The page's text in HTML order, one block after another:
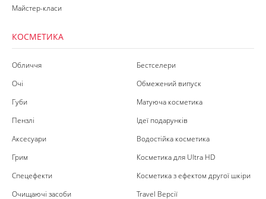
Майстер-класи
КОСМЕТИКА
Обличчя
Очі
Губи
Пензлі
Аксесуари
Грим
Спецефекти
Очищаючі засоби
Бестселери
Обмежений випуск
Матуюча косметика
Ідеї подарунків
Водостійка косметика
Косметика для Ultra HD
Косметика з ефектом другої шкіри
Travel Версії